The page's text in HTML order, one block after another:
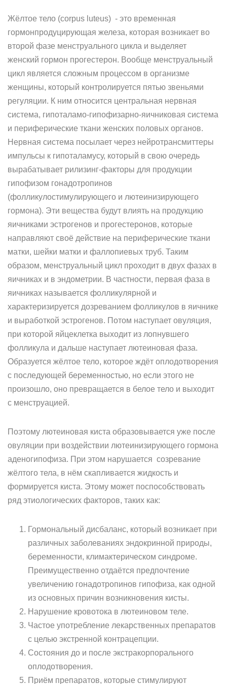
Жёлтое тело (corpus luteus) - это временная
гормонпродуцирующая железа, которая возникает во
второй фазе менструального цикла и выделяет
женский гормон прогестерон. Вообще менструальный
цикл является сложным процессом в организме
женщины, который контролируется пятью звеньями
регуляции. К ним относится центральная нервная
система, гипоталамо-гипофизарно-яичниковая система
и периферические ткани женских половых органов.
Нервная система посылает через нейротрансмиттеры
импульсы к гипоталамусу, который в свою очередь
вырабатывает рилизинг-факторы для продукции
гипофизом гонадотропинов
(фолликулостимулирующего и лютеинизирующего
гормона). Эти вещества будут влиять на продукцию
яичниками эстрогенов и прогестеронов, которые
направляют своё действие на периферические ткани
матки, шейки матки и фаллопиевых труб. Таким
образом, менструальный цикл проходит в двух фазах в
яичниках и в эндометрии. В частности, первая фаза в
яичниках называется фолликулярной и
характеризируется дозреванием фолликулов в яичнике
и выработкой эстрогенов. Потом наступает овуляция,
при которой яйцеклетка выходит из лопнувшего
фолликула и дальше наступает лютеиновая фаза.
Образуется жёлтое тело, которое ждёт оплодотворения
с последующей беременностью, но если этого не
произошло, оно превращается в белое тело и выходит
с менструацией.
Поэтому лютеиновая киста образовывается уже после
овуляции при воздействии лютеинизирующего гормона
аденогипофиза. При этом нарушается созревание
жёлтого тела, в нём скапливается жидкость и
формируется киста. Этому может поспособствовать
ряд этиологических факторов, таких как:
Гормональный дисбаланс, который возникает при
различных заболеваниях эндокринной природы,
беременности, климактерическом синдроме.
Преимущественно отдаётся предпочтение
увеличению гонадотропинов гипофиза, как одной
из основных причин возникновения кисты.
Нарушение кровотока в лютеиновом теле.
Частое употребление лекарственных препаратов
с целью экстренной контрацепции.
Состояния до и после экстракорпорального
оплодотворения.
Приём препаратов, которые стимулируют